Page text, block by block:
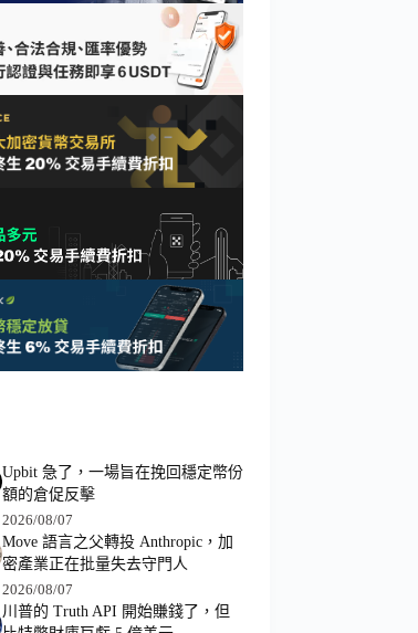
Upbit 急了，一場旨在挽回穩定幣份
額的倉促反擊
2026/08/07
Move 語言之父轉投 Anthropic，加
密產業正在批量失去守門人
2026/08/07
川普的 Truth API 開始賺錢了，但